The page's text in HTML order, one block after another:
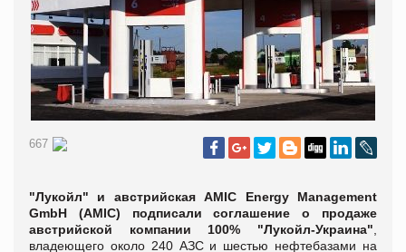
667
"Лукойл" и австрийская AMIC Energy Management
GmbH (AMIC) подписали соглашение о продаже
австрийской компании 100% "Лукойл-Украина"
владеющего около 240 АЗС и шестью нефтебазами на